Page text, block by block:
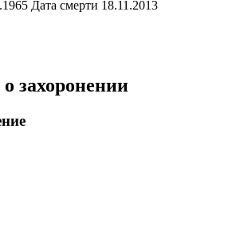
Дата смерти 18.11.2013
захоронении